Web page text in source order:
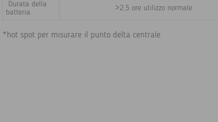
Durata della
batteria
>2,5 ore utilizzo normale
*hot spot per misurare il punto delta centrale